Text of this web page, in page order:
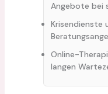
Angebote bei
Krisendienste
Online-
langen